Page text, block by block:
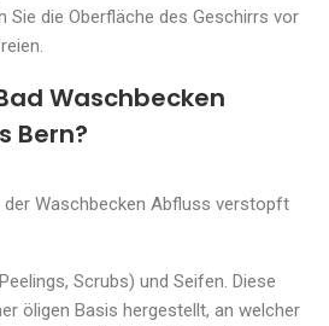
Sie die Oberfläche des Geschirrs vor
Waschbecken
Bern?
der Waschbecken Abfluss verstopft
Scrubs) und Seifen. Diese
öligen Basis hergestellt, an welcher